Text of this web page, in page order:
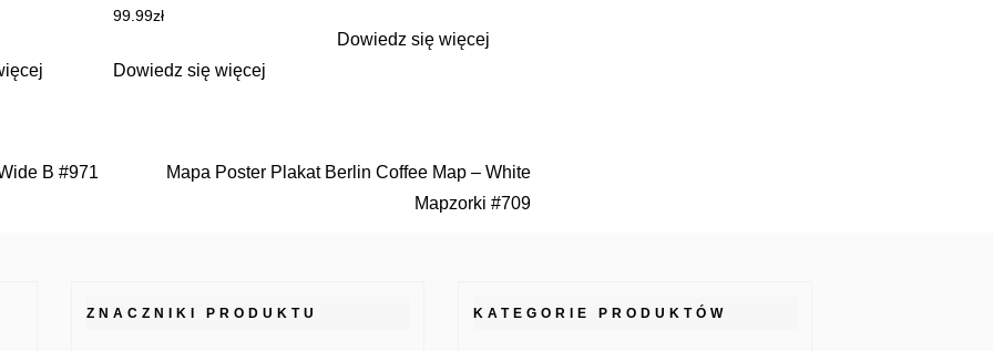
99.99zł
Dowiedz się więcej
Dowiedz się więcej
B #971
Mapa Poster Plakat Berlin Coffee Map – White
Mapzorki #709
ZNACZNIKI PRODUKTU KATEGORIE PRODUKTÓW